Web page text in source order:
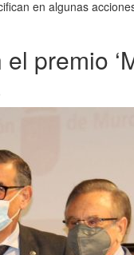
en algunas
premio